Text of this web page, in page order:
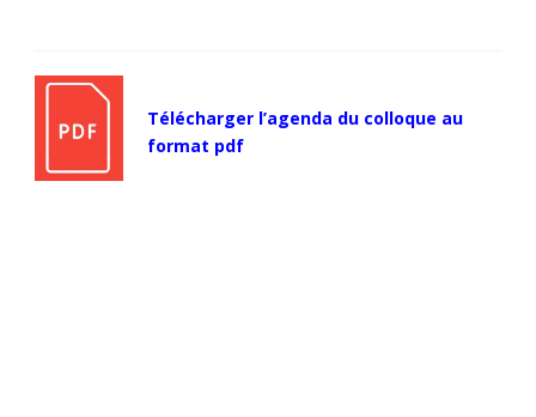
Télécharger l’agenda du colloque au
format pdf